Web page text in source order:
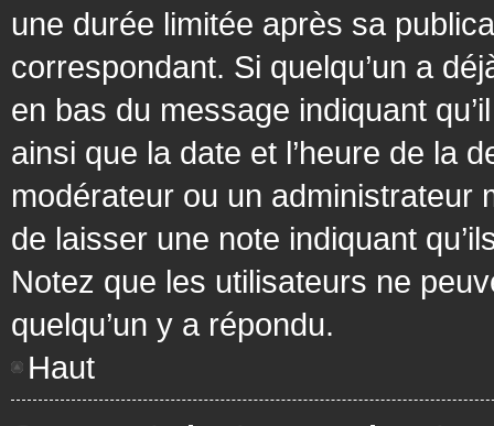
une durée limitée après sa
correspondant. Si quelqu’un a
en bas du message indiquant
ainsi que la date et l’heure de la
modérateur ou un administrateur
de laisser une note indiquant
Notez que les utilisateurs ne
quelqu’un y a répondu.
Haut